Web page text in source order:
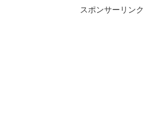
スポンサーリンク